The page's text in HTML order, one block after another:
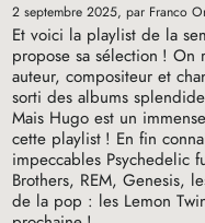
2 septembre 2025, par Franco
Et voici la playlist de la
propose sa sélection ! On
auteur, compositeur et
sorti des albums
Mais Hugo est un
cette playlist ! En fin
impeccables Psychedelic
Brothers, REM, Genesis,
de la pop : les Lemon